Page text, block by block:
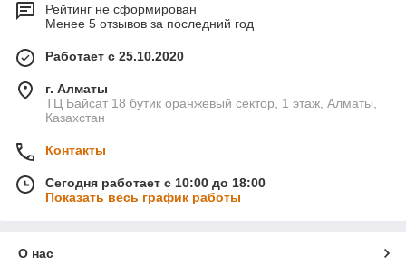
Рейтинг не сформирован
Менее 5 отзывов за последний год
Работает с 25.10.2020
г. Алматы
ТЦ Байсат 18 бутик оранжевый сектор, 1 этаж, Алматы,
Казахстан
Контакты
Сегодня работает с 10:00 до 18:00
Показать весь график работы
О нас